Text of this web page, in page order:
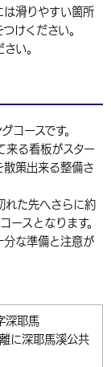
滑りやすい箇所
けください。
い。
コースです。
来る看板がスター
散策出来る整備さ
れた先へさらに約
ースとなります。
分な準備と注意が
深耶馬
に深耶馬溪公共